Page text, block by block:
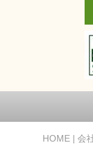
HOME 会